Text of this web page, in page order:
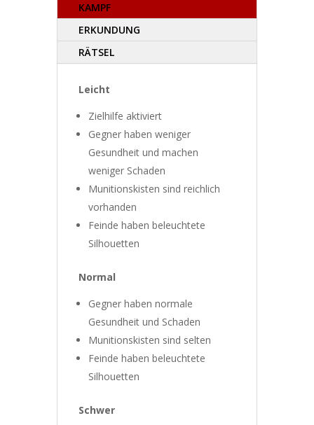
KAMPF
ERKUNDUNG
RÄTSEL
Leicht
Zielhilfe aktiviert
Gegner haben weniger
Gesundheit und machen
weniger Schaden
Munitionskisten sind reichlich
vorhanden
Feinde haben beleuchtete
Silhouetten
Normal
Gegner haben normale
Gesundheit und Schaden
Munitionskisten sind selten
Feinde haben beleuchtete
Silhouetten
Schwer